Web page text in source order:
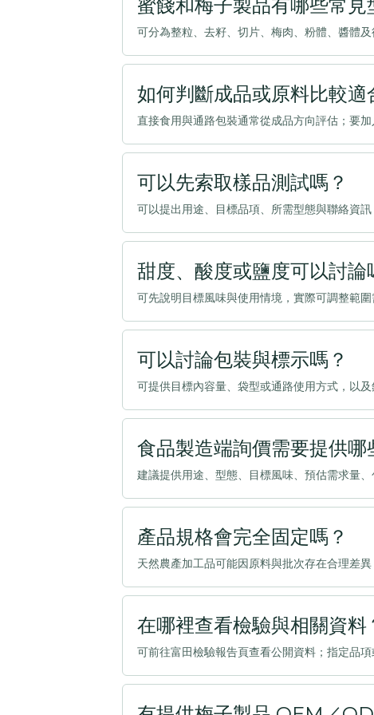
蜜餞和梅子製品有哪些常見
可分為整粒、去籽、切片、梅肉、粉體、醬體
如何判斷成品或原料比較適
直接食用與通路包裝通常從成品方向評估；要
可以先索取樣品測試嗎？
可以提出用途、目標品項、所需型態與聯絡資
甜度、酸度或鹽度可以討論
可先說明目標風味與使用情境，實際可調整範圍
可以討論包裝與標示嗎？
可提供目標內容量、袋型或通路使用方式，以
食品製造端詢價需要提供哪
建議提供用途、型態、目標風味、預估需求量
產品規格會完全固定嗎？
天然農產加工品可能因原料與批次存在合理差
在哪裡查看檢驗與相關資料
可前往富田檢驗報告頁查看公開資料；指定品